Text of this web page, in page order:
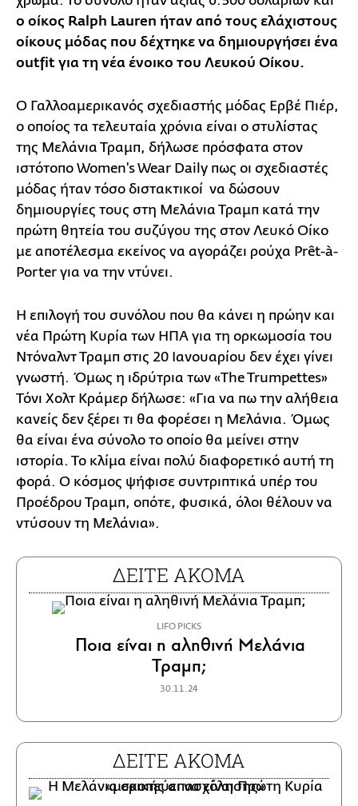
ο οίκος Ralph Lauren ήταν από τους ελάχιστους
οίκους μόδας που δέχτηκε να δημιουργήσει ένα
outfit για τη νέα ένοικο του Λευκού Οίκου.
Ο Γαλλοαμερικανός σχεδιαστής μόδας Ερβέ Πιέρ,
ο οποίος τα τελευταία χρόνια είναι ο στυλίστας
της Μελάνια Τραμπ, δήλωσε πρόσφατα στον
ιστότοπο Women's Wear Daily πως οι σχεδιαστές
μόδας ήταν τόσο διστακτικοί να δώσουν
δημιουργίες τους στη Μελάνια Τραμπ κατά την
πρώτη θητεία του συζύγου της στον Λευκό Οίκο
με αποτέλεσμα εκείνος να αγοράζει ρούχα Prêt-à-
Porter για να την ντύνει.
Η επιλογή του συνόλου που θα κάνει η πρώην και
νέα Πρώτη Κυρία των ΗΠΑ για τη ορκωμοσία του
Ντόναλντ Τραμπ στις 20 Ιανουαρίου δεν έχει γίνει
γνωστή. Όμως η ιδρύτρια των «The Trumpettes»
Τόνι Χολτ Κράμερ δήλωσε: «Για να πω την αλήθεια
κανείς δεν ξέρει τι θα φορέσει η Μελάνια. Όμως
θα είναι ένα σύνολο το οποίο θα μείνει στην
ιστορία. Το κλίμα είναι πολύ διαφορετικό αυτή τη
φορά. Ο κόσμος ψήφισε συντριπτικά υπέρ του
Προέδρου Τραμπ, οπότε, φυσικά, όλοι θέλουν να
ντύσουν τη Μελάνια».
ΔΕΙΤΕ ΑΚΟΜΑ
LIFO PICKS
Ποια είναι η αληθινή Μελάνια
Τραμπ;
30.11.24
ΔΕΙΤΕ ΑΚΟΜΑ